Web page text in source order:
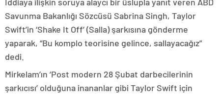
Savunma Bakanlığı Sözcüsü Sabrina Singh, Taylor
Swift’in ‘Shake It Off’ (Salla) şarkısına gönderme
yaparak, “Bu komplo teorisine gelince, sallayacağız”
dedi.
Mirkelam’ın ‘Post modern 28 Şubat darbecilerinin
şarkıcısı’ olduğuna inananlar gibi Taylor Swift için